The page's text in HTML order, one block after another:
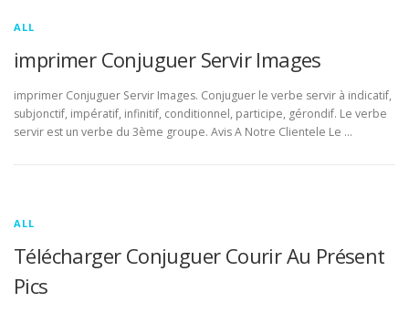
ALL
imprimer Conjuguer Servir Images
imprimer Conjuguer Servir Images. Conjuguer le verbe servir à indicatif,
subjonctif, impératif, infinitif, conditionnel, participe, gérondif. Le verbe
servir est un verbe du 3ème groupe. Avis A Notre Clientele Le …
ALL
Télécharger Conjuguer Courir Au Présent
Pics